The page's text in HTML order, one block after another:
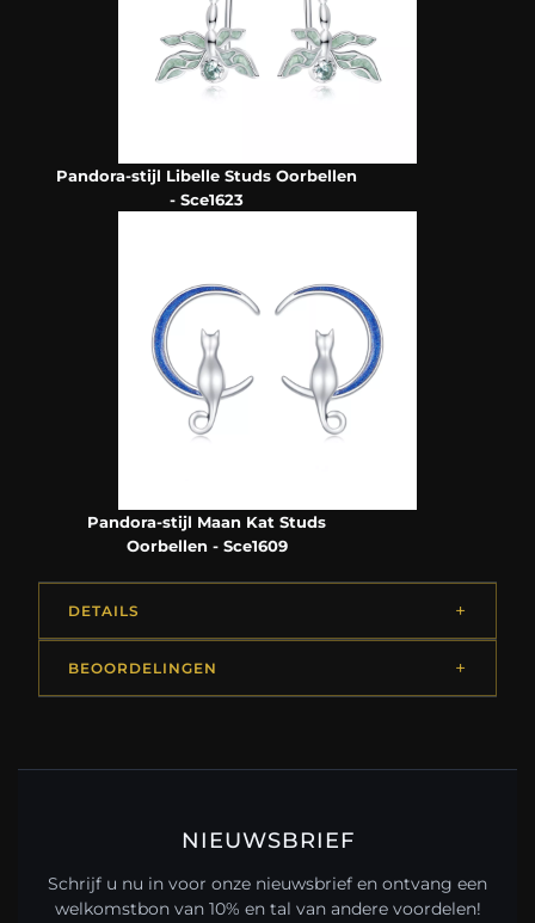
Pandora-stijl Libelle Studs Oorbellen
- Sce1623
Pandora-stijl Maan Kat Studs
Oorbellen - Sce1609
DETAILS
BEOORDELINGEN
NIEUWSBRIEF
Schrijf u nu in voor onze nieuwsbrief en ontvang een
welkomstbon van 10% en tal van andere voordelen!